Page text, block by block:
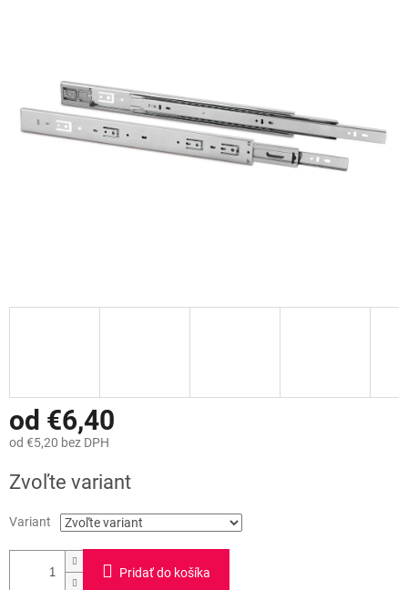
od €6,40
od €5,20 bez DPH
cena:
Zvoľte variant
Variant
Pridať do košíka